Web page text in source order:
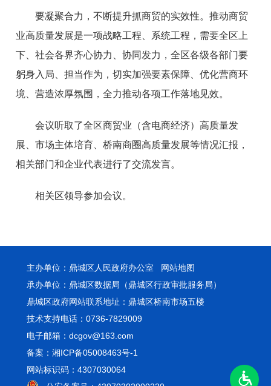
要凝聚合力，不断提升抓商贸的实效性。推动商贸
业高质量发展是一项战略工程、系统工程，需要全区上
下、社会各界齐心协力、协同发力，全区各级各部门要
躬身入局、担当作为，切实加强要素保障、优化营商环
境、营造浓厚氛围，全力推动各项工作落地见效。
会议听取了全区商贸业（含电商经济）高质量发
展、市场主体培育、桥南商圈高质量发展等情况汇报，
相关部门和企业代表进行了交流发言。
相关区领导参加会议。
主办单位：鼎城区人民政府办公室 网站地图
承办单位：鼎城区数据局（鼎城区行政审批服务局）
鼎城区政府网站联系地址：鼎城区桥南市场五楼
技术支持电话：0736-7829009
电子邮箱：dcgov@163.com
备案：湘ICP备05008463号-1
网站标识码：4307030064